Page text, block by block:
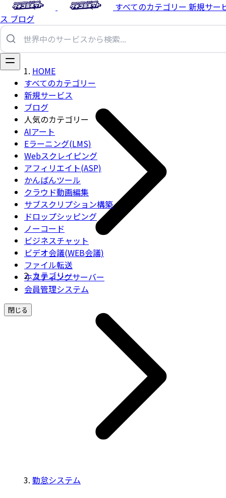
すべてのカテゴリー 新規サー
ス ブログ
すべてのカテゴリー
新規サービス
ブログ
人気のカテゴリー
AIアート
Eラーニング(LMS)
Webスクレイピング
アフィリエイト(ASP)
かんばんツール
クラウド動画編集
サブスクリプション構築
ドロップシッピング
ノーコード
ビジネスチャット
ビデオ会議(WEB会議)
ファイル転送
ホスティングサーバー
会員管理システム
閉じる
HOME
カテゴリー
勤怠システム